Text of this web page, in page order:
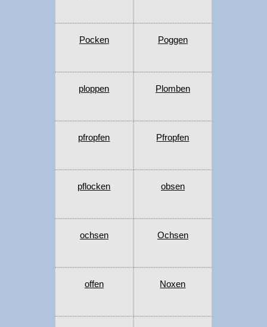
Pocken Poggen
ploppen Plomben
pfropfen Pfropfen
pflocken obsen
ochsen Ochsen
offen Noxen